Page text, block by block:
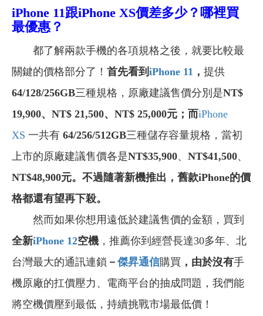
iPhone 11跟iPhone XS價差多少？哪裡買
最優惠？
都了解兩款手機的各項規格之後，就要比較最
關鍵的價格部分了！ 首先看到 iPhone 11 ， 提供
64/128/256GB三種規格，原廠建議售價分別是NT$
19,900、 NT$ 21,500、 NT$ 25,000元；而iPhone
XS 一共有 64/256/512GB三種儲存容量規格，當初
上市的原廠建議售價各是NT$35,900、 NT$41,500、
NT$48,900元。不過隨著新機推出，舊款iPhone的價
格都還有望再下殺。
然而如果你想用遠低於建議售價的金額，買到
全新iPhone 12空機 ，推薦你到經營長達30多年、北
台灣最大的通訊連鎖 － 傑昇通信購買 ，由於沒有手
機原廠的扛價壓力、電商平台的抽成問題，我們能
將空機價壓到最低，持續挑戰市場最低價！